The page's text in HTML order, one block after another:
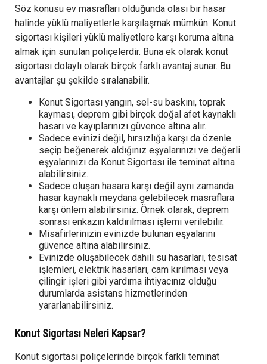
Söz konusu ev masrafları olduğunda olası bir hasar
halinde yüklü maliyetlerle karşılaşmak mümkün. Konut
sigortası kişileri yüklü maliyetlere karşı koruma altına
almak için sunulan poliçelerdir. Buna ek olarak konut
sigortası dolaylı olarak birçok farklı avantaj sunar. Bu
avantajlar şu şekilde sıralanabilir.
Konut Sigortası yangın, sel-su baskını, toprak
kayması, deprem gibi birçok doğal afet kaynaklı
hasarı ve kayıplarınızı güvence altına alır.
Sadece evinizi değil, hırsızlığa karşı da özenle
seçip beğenerek aldığınız eşyalarınızı ve değerli
eşyalarınızı da Konut Sigortası ile teminat altına
alabilirsiniz.
Sadece oluşan hasara karşı değil aynı zamanda
hasar kaynaklı meydana gelebilecek masraflara
karşı önlem alabilirsiniz. Örnek olarak, deprem
sonrası enkazın kaldırılması işlemi verilebilir.
Misafirlerinizin evinizde bulunan eşyalarını
güvence altına alabilirsiniz.
Evinizde oluşabilecek dahili su hasarları, tesisat
işlemleri, elektrik hasarları, cam kırılması veya
çilingir işleri gibi yardıma ihtiyacınız olduğu
durumlarda asistans hizmetlerinden
yararlanabilirsiniz.
Konut Sigortası Neleri Kapsar?
Konut sigortası poliçelerinde birçok farklı teminat